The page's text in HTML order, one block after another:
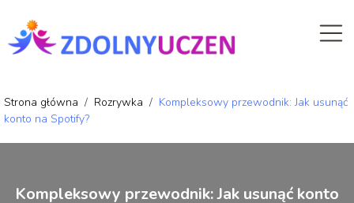
Strona główna / Rozrywka / Kompleksowy przewodnik: Jak usunąć
konto na Spotify?
Kompleksowy przewodnik: Jak usunąć konto